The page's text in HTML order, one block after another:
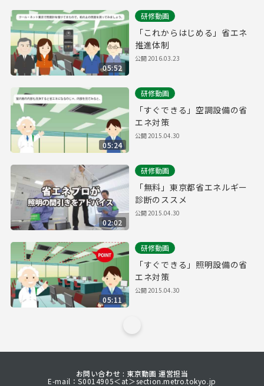
05:52
研修動画
「これからはじめる」省エネ
推進体制
公開2016.03.23
05:24
研修動画
「すぐできる」空調設備の省
エネ対策
公開2015.04.30
02:02
研修動画
「無料」東京都省エネルギー
診断のススメ
公開2015.04.30
05:11
研修動画
「すぐできる」照明設備の省
エネ対策
公開2015.04.30
お問い合わせ : 東京動画 運営担当
E-mail：S0014905＜at＞section.metro.tokyo.jp